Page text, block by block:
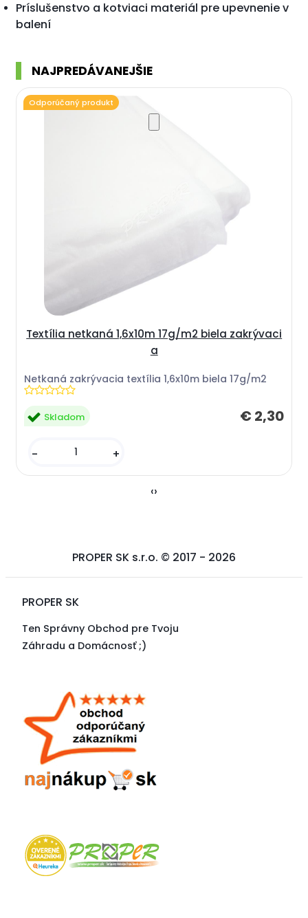
Príslušenstvo a kotviaci materiál pre upevnenie v
balení
NAJPREDÁVANEJŠIE
Textília netkaná 1,6x10m 17g/m2 biela zakrývaci
a
Netkaná zakrývacia textília 1,6x10m biela 17g/m2
€ 2,30
- +
Skladom
Odporúčaný produkt
‹›
PROPER SK s.r.o. © 2017 - 2026
PROPER SK
Ten Správny Obchod pre Tvoju
Záhradu a Domácnosť ;)